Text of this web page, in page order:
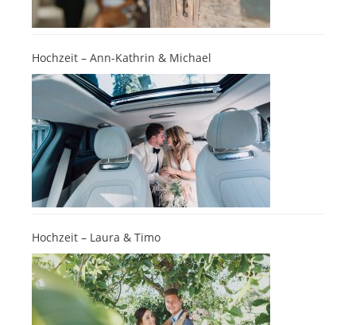
Hochzeit – Ann-Kathrin & Michael
Hochzeit – Laura & Timo